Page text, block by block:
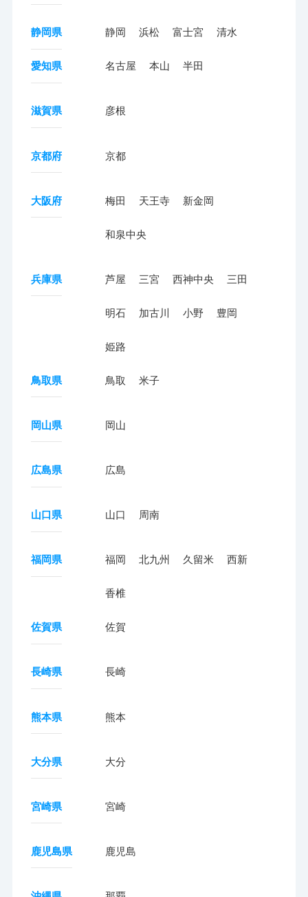
静岡県 静岡 浜松 富士宮 清水
愛知県 名古屋 本山 半田
滋賀県 彦根
京都府 京都
大阪府 梅田 天王寺 新金岡
和泉中央
兵庫県 芦屋 三宮 西神中央 三田
明石 加古川 小野 豊岡
姫路
鳥取県 鳥取 米子
岡山県 岡山
広島県 広島
山口県 山口 周南
福岡県 福岡 北九州 久留米 西新
香椎
佐賀県 佐賀
長崎県 長崎
熊本県 熊本
大分県 大分
宮崎県 宮崎
鹿児島県 鹿児島